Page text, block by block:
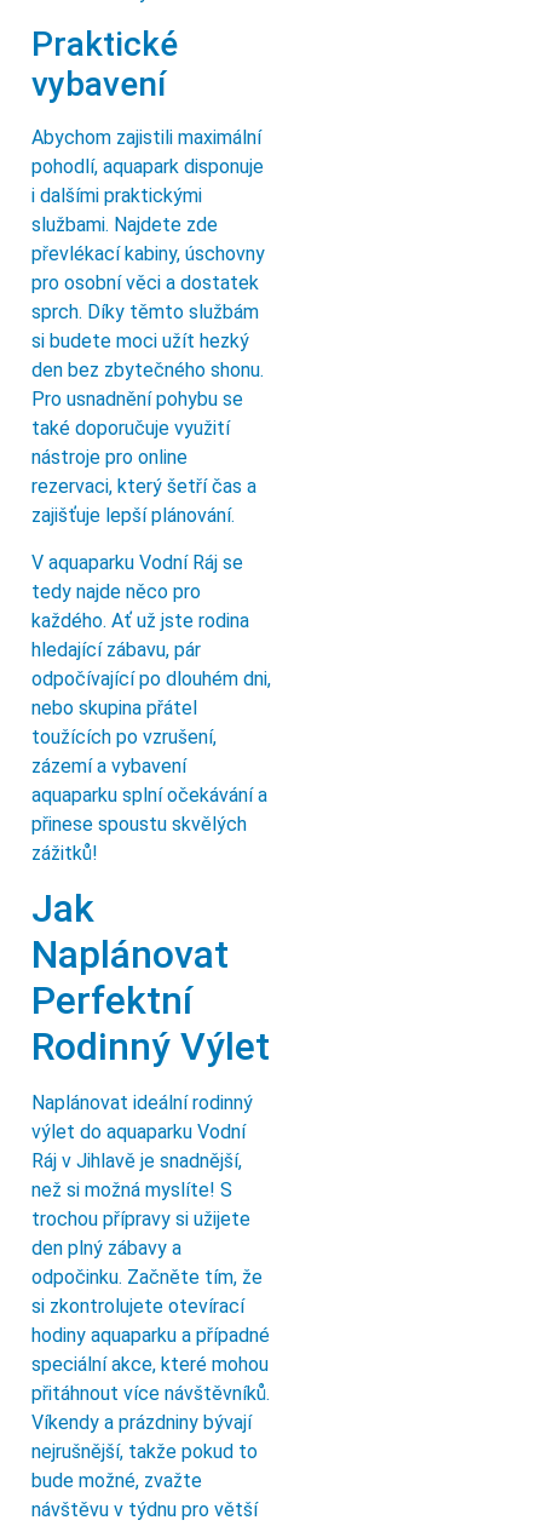
Praktické
vybavení
Abychom zajistili maximální
pohodlí, aquapark disponuje
i dalšími praktickými
službami. Najdete zde
převlékací kabiny, úschovny
pro osobní věci a dostatek
sprch. Díky těmto službám
si budete moci užít hezký
den bez zbytečného shonu.
Pro usnadnění pohybu se
také doporučuje využití
nástroje pro online
rezervaci, který šetří čas a
zajišťuje lepší plánování.
V aquaparku Vodní Ráj se
tedy najde něco pro
každého. Ať už jste rodina
hledající zábavu, pár
odpočívající po dlouhém dni,
nebo skupina přátel
toužících po vzrušení,
zázemí a vybavení
aquaparku splní očekávání a
přinese spoustu skvělých
zážitků!
Jak
Naplánovat
Perfektní
Rodinný Výlet
Naplánovat ideální rodinný
výlet do aquaparku Vodní
Ráj v Jihlavě je snadnější,
než si možná myslíte! S
trochou přípravy si užijete
den plný zábavy a
odpočinku. Začněte tím, že
si zkontrolujete otevírací
hodiny aquaparku a případné
speciální akce, které mohou
přitáhnout více návštěvníků.
Víkendy a prázdniny bývají
nejrušnější, takže pokud to
bude možné, zvažte
návštěvu v týdnu pro větší